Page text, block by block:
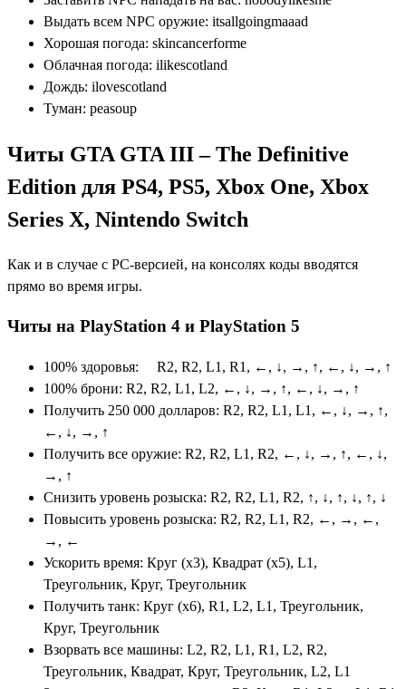
Выдать всем NPC оружие: itsallgoingmaaad
Хорошая погода: skincancerforme
Облачная погода: ilikescotland
Дождь: ilovescotland
Туман: peasoup
Читы GTA GTA III – The Definitive
Edition для PS4, PS5, Xbox One, Xbox
Series X, Nintendo Switch
Как и в случае с РС-версией, на консолях коды вводятся
прямо во время игры.
Читы на PlayStation 4 и PlayStation 5
100% здоровья: R2, R2, L1, R1, ←, ↓, →, ↑, ←, ↓, →, ↑
100% брони: R2, R2, L1, L2, ←, ↓, →, ↑, ←, ↓, →, ↑
Получить 250 000 долларов: R2, R2, L1, L1, ←, ↓, →, ↑,
←, ↓, →, ↑
Получить все оружие: R2, R2, L1, R2, ←, ↓, →, ↑, ←, ↓,
→, ↑
Снизить уровень розыска: R2, R2, L1, R2, ↑, ↓, ↑, ↓, ↑, ↓
Повысить уровень розыска: R2, R2, L1, R2, ←, →, ←,
→, ←
Ускорить время: Круг (x3), Квадрат (x5), L1,
Треугольник, Круг, Треугольник
Получить танк: Круг (x6), R1, L2, L1, Треугольник,
Круг, Треугольник
Взорвать все машины: L2, R2, L1, R1, L2, R2,
Треугольник, Квадрат, Круг, Треугольник, L2, L1